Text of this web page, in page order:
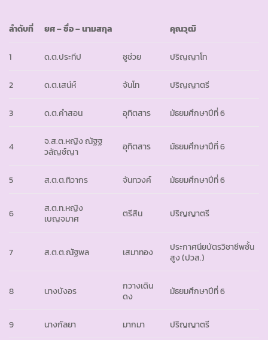
ลำดับที่ ยศ– ชื่อ – นามสกุล คุณวุฒิ
1 ด.ต.ประทีป ชูช่วย ปริญญาโท
2 ด.ต.เสน่ห์ จันโท ปริญญาตรี
3 ด.ต.คำสอน อุทิตสาร มัธยมศึกษาปีที่ 6
4
จ.ส.ต.หญิง ณัฐฐ
วลัญช์ญา
อุทิตสาร มัธยมศึกษาปีที่ 6
5 ส.ต.ต.ทิวากร จันทวงค์ มัธยมศึกษาปีที่ 6
6
ส.ต.ท.หญิง
เบญจมาศ
ตรีสิน ปริญญาตรี
7 ส.ต.ต.ณัฐพล เสมาทอง
ประกาศนียบัตรวิชาชีพชั้น
สูง (ปวส.)
8 นางบังอร
กวางเดิน
ดง
มัธยมศึกษาปีที่ 6
9 นางกัลยา มากมา ปริญญาตรี